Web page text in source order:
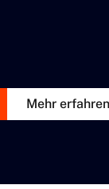
Mehr erfahren